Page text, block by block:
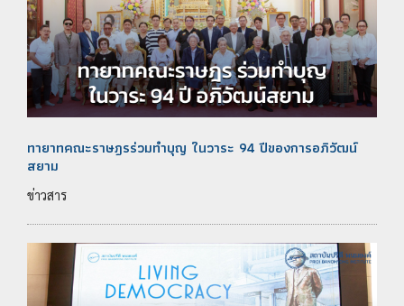
ทายาทคณะราษฎรร่วมทำบุญ ในวาระ 94 ปีของการอภิวัฒน์
สยาม
ข่าวสาร